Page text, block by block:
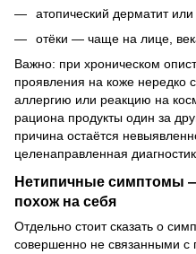
атопический дерматит
отёки — чаще на лице,
Важно: при хроническом
проявления на коже нередко
аллергию или реакцию на
рациона продукты один за
причина остаётся
целенаправленная
Нетипичные симптомы
похож на себя
Отдельно стоит сказать о
совершенно не связанными с